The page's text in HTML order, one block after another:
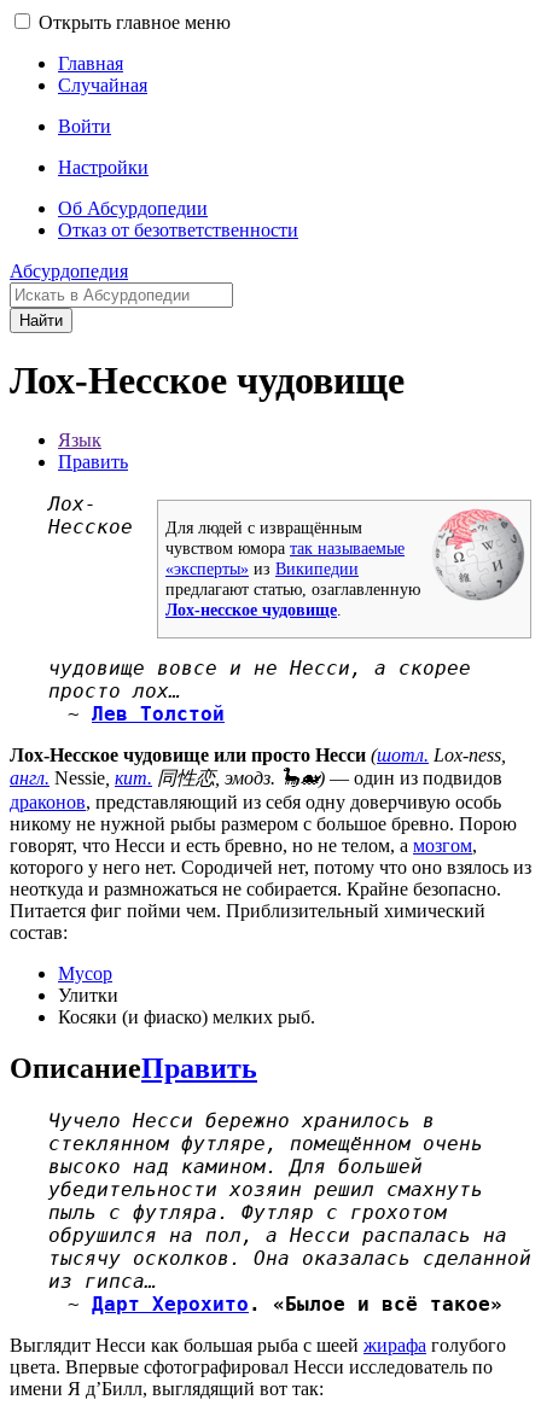
Открыть главное меню
Главная
Случайная
Войти
Настройки
Об Абсурдопедии
Отказ от безответственности
Абсурдопедия
Найти
Лох-Несское чудовище
Язык
Править
Для людей с извращённым
чувством юмора так называемые
«эксперты» из Википедии
предлагают статью, озаглавленную
Лох-несское чудовище
Лох-
Несское
чудовище вовсе и не Несси, а скорее
просто лох…
~ Лев Толстой
Лох-Несское чудовище или просто Несси (шотл. Lox-ness,
англ. Nessie кит. 同性恋, эмодз. 🦕🐋) — один из подвидов
драконов, представляющий из себя одну доверчивую особь
никому не нужной рыбы размером с большое бревно. Порою
говорят, что Несси и есть бревно, но не телом, а мозгом,
которого у него нет. Сородичей нет, потому что оно взялось из
неоткуда и размножаться не собирается. Крайне безопасно.
Питается фиг пойми чем. Приблизительный химический
состав:
Мусор
Улитки
Косяки (и фиаско) мелких рыб.
ОписаниеПравить
Чучело Несси бережно хранилось в
стеклянном футляре, помещённом очень
высоко над камином. Для большей
убедительности хозяин решил смахнуть
пыль с футляра. Футляр с грохотом
обрушился на пол, а Несси распалась на
тысячу осколков. Она оказалась сделанной
из гипса…
~ Дарт Херохито . «Былое и всё такое»
Выглядит Несси как большая рыба с шеей жирафа голубого
цвета. Впервые сфотографировал Несси исследователь по
имени Я д’Билл, выглядящий вот так: